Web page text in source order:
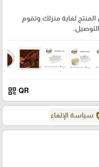
لغاية منزلك وتقوم
QR
qr_code
سياسة الإلغاء